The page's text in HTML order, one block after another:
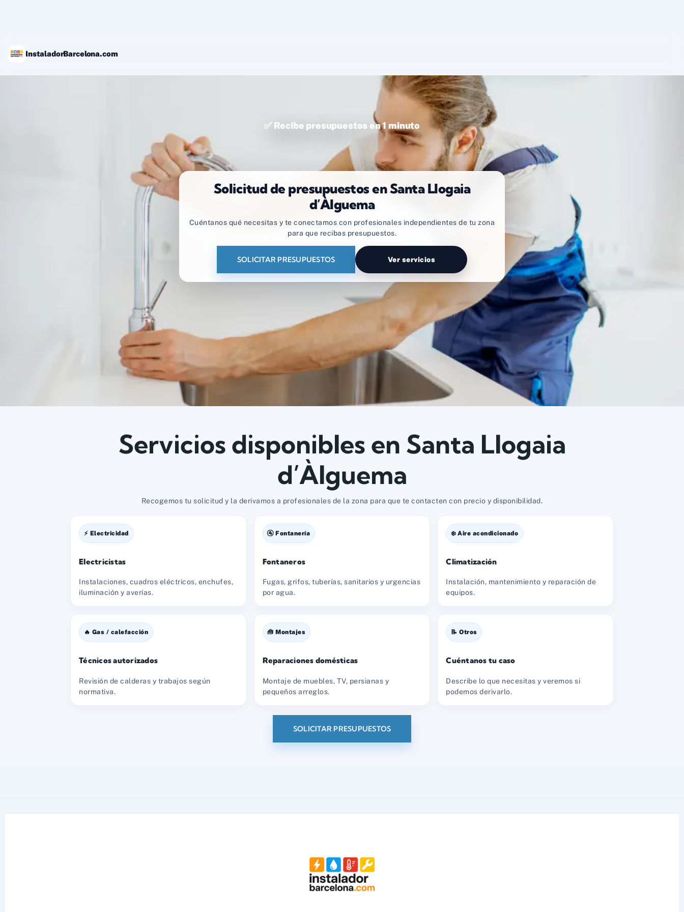
InstaladorBarcelona.com
✅ Recibe presupuestos en 1 minuto
Solicitud de presupuestos en Santa Llogaia
d’Àlguema
Cuéntanos qué necesitas y te conectamos con profesionales independientes de tu zona
para que recibas presupuestos.
SOLICITAR PRESUPUESTOS Ver servicios
Servicios disponibles en Santa Llogaia
d’Àlguema
Recogemos tu solicitud y la derivamos a profesionales de la zona para que te contacten con precio y disponibilidad.
⚡ Electricidad
Electricistas
Instalaciones, cuadros eléctricos, enchufes,
iluminación y averías.
🚰 Fontanería
Fontaneros
Fugas, grifos, tuberías, sanitarios y urgencias
por agua.
❄️ Aire acondicionado
Climatización
Instalación, mantenimiento y reparación de
equipos.
🔥 Gas / calefacción
Técnicos autorizados
Revisión de calderas y trabajos según
normativa.
🧰 Montajes
Reparaciones domésticas
Montaje de muebles, TV, persianas y
pequeños arreglos.
📝 Otros
Cuéntanos tu caso
Describe lo que necesitas y veremos si
podemos derivarlo.
SOLICITAR PRESUPUESTOS